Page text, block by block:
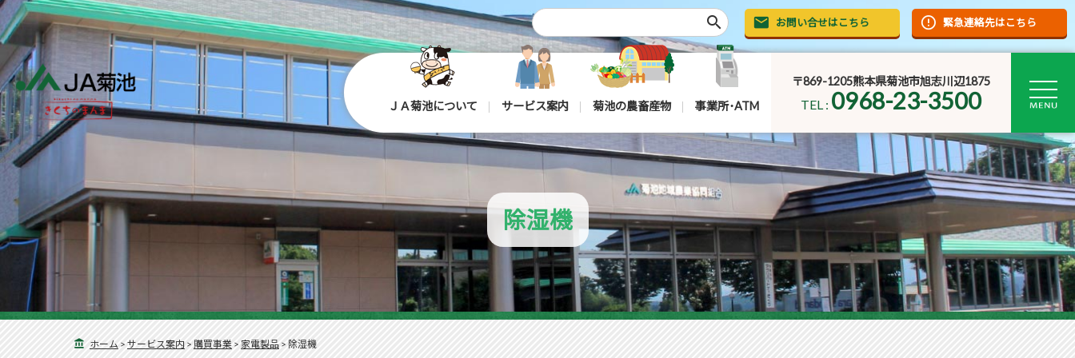
search お問い合せはこちら 緊急連絡先はこちら
ＪＡ菊池について サービス案内 菊池の農畜産物 事業所･ATM
〒869-1205熊本県菊池市旭志川辺1875
TEL : 0968-23-3500
除湿機
ホーム > サービス案内 > 購買事業 > 家電製品 > 除湿機